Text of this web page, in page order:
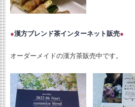
●漢方ブレンド茶インターネット販売●
オーダーメイドの漢方茶販売中です。